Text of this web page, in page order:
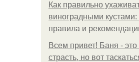
Как правильно
виноградными
правила и
Всем привет! Баня -
страсть, но вот